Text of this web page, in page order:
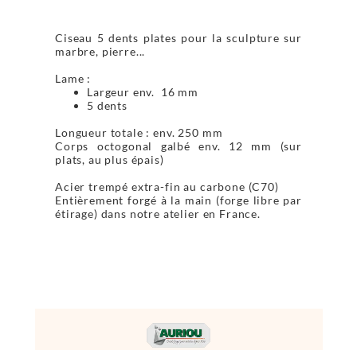
Ciseau 5 dents plates pour la sculpture sur
marbre, pierre...
Lame :
Largeur env. 16 mm
5 dents
Longueur totale : env. 250 mm
Corps octogonal galbé env. 12 mm (sur
plats, au plus épais)
Acier trempé extra-fin au carbone (C70)
Entièrement forgé à la main (forge libre par
étirage) dans notre atelier en France.